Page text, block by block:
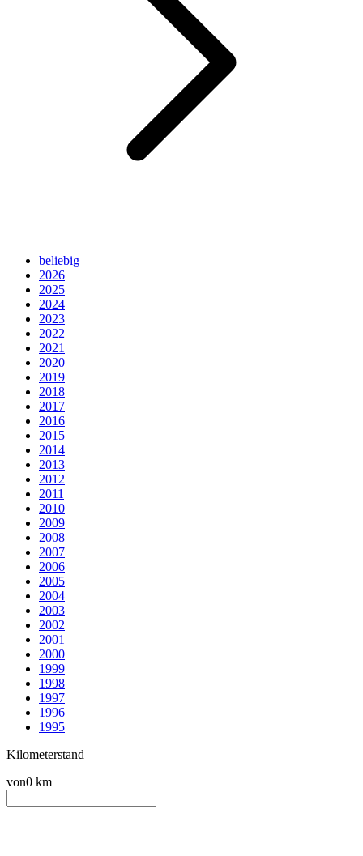
beliebig
2026
2025
2024
2023
2022
2021
2020
2019
2018
2017
2016
2015
2014
2013
2012
2011
2010
2009
2008
2007
2006
2005
2004
2003
2002
2001
2000
1999
1998
1997
1996
1995
Kilometerstand
von0 km